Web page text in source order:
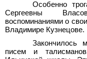
Особенно
Сергеевны
воспоминаниями о
Владимире Кузнецове.
Закончилось
писем и